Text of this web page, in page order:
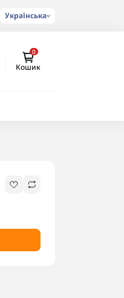
Українська
0
Кошик